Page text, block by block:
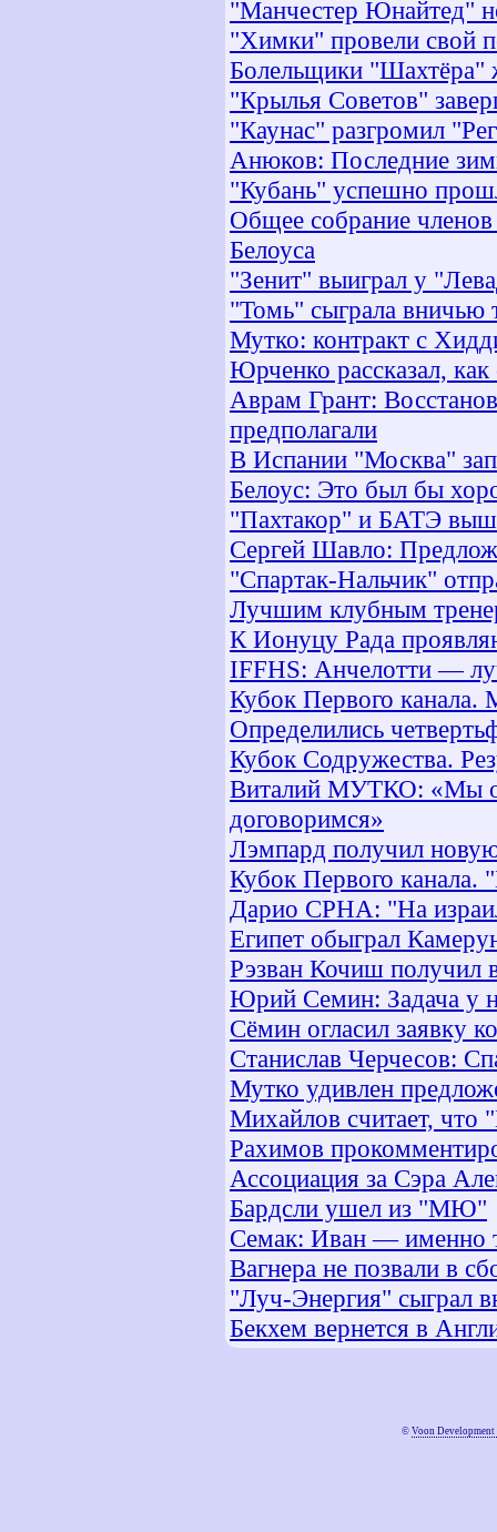
"Манчестер Юнайтед"
"Химки" провели свой
Болельщики "Шахтёра"
"Крылья Советов"
"Каунас" разгромил
Анюков: Последние
"Кубань" успешно
Общее собрание
Белоуса
"Зенит" выиграл у
"Томь" сыграла вничью
Мутко: контракт с
Юрченко рассказал,
Аврам Грант:
предполагали
В Испании "Москва"
Белоус: Это был бы
"Пахтакор" и БАТЭ
Сергей Шавло:
"Спартак-Нальчик"
Лучшим клубным
К Ионуцу Рада
IFFHS: Анчелотти —
Кубок Первого канала.
Определились
Кубок Содружества.
Виталий МУТКО: «Мы
договоримся»
Лэмпард получил
Кубок Первого канала.
Дарио СРНА: "На
Египет обыграл
Рэзван Кочиш получил
Юрий Семин: Задача у
Сёмин огласил заявку
Станислав Черчесов:
Мутко удивлен
Михайлов считает, что
Рахимов
Ассоциация за Сэра
Бардсли ушел из "МЮ"
Семак: Иван — именно
Вагнера не позвали в
"Луч-Энергия" сыграл
Бекхем вернется в
© Voon Development